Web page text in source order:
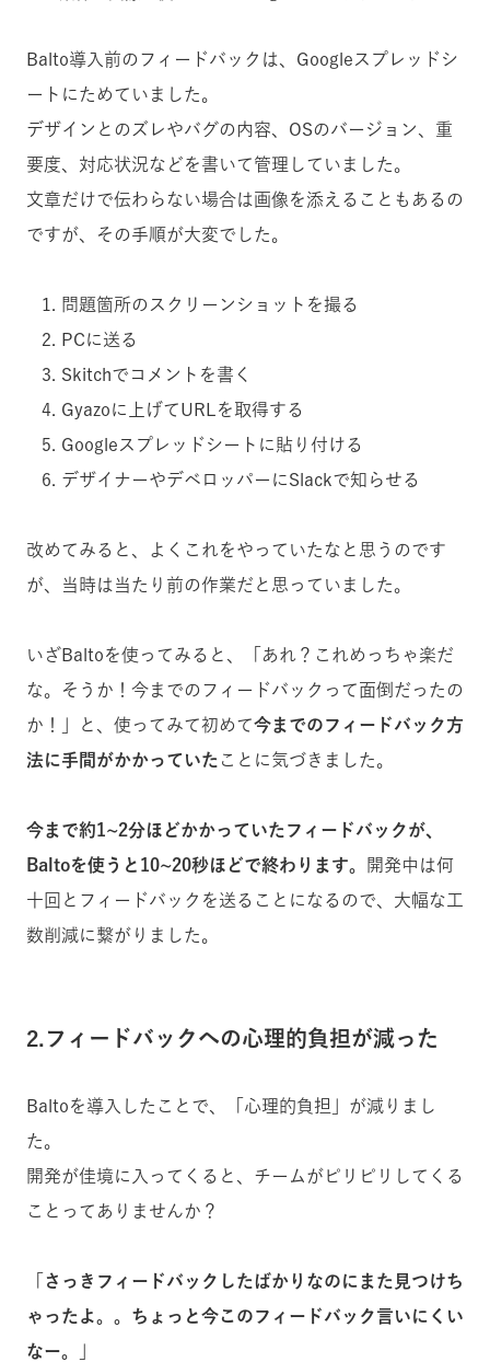
Balto導入前のフィードバックは、Googleスプレッドシ
ートにためていました。
デザインとのズレやバグの内容、OSのバージョン、重
要度、対応状況などを書いて管理していました。
文章だけで伝わらない場合は画像を添えることもあるの
ですが、その手順が大変でした。
問題箇所のスクリーンショットを撮る
PCに送る
Skitchでコメントを書く
Gyazoに上げてURLを取得する
Googleスプレッドシートに貼り付ける
デザイナーやデベロッパーにSlackで知らせる
改めてみると、よくこれをやっていたなと思うのです
が、当時は当たり前の作業だと思っていました。
いざBaltoを使ってみると、「あれ？これめっちゃ楽だ
な。そうか！今までのフィードバックって面倒だったの
か！」と、使ってみて初めて今までのフィードバック方
法に手間がかかっていた ことに気づきました。
今まで約1~2分ほどかかっていたフィードバックが、
Baltoを使うと10~20秒ほどで終わります。
開発中は何
十回とフィードバックを送ることになるので、大幅な工
数削減に繋がりました。
2.フィードバックへの心理的負担が減った
Baltoを導入したことで、「心理的負担」が減りまし
た。
開発が佳境に入ってくると、チームがピリピリしてくる
ことってありませんか？
さっきフィードバックしたばかりなのにまた見つけち
ゃったよ。。ちょっと今このフィードバック言いにくい
なー。